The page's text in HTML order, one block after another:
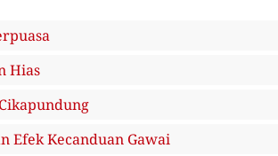
Hias
Efek Kecanduan Gawai